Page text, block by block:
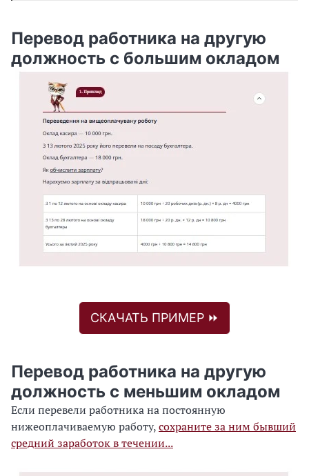
Перевод работника на другую
должность с большим окладом
СКАЧАТЬ ПРИМЕР ⏩
Перевод работника на другую
должность с меньшим окладом
Если перевели работника на постоянную
нижеоплачиваемую работу,сохраните за ним бывший
средний заработок в течении...